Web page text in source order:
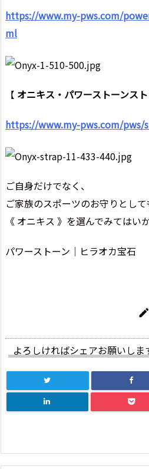
https://www.my-pws.com/
ml
【 オニキス・パワーストーンス
https://www.my-pws.com/pws/
ご自身だけでなく、
ご家族のスポーツのお守りとして
《 オニキス 》を選んでみてはい
パワーストーン｜ヒラオカ宝石

よろしければシェアお願いしま